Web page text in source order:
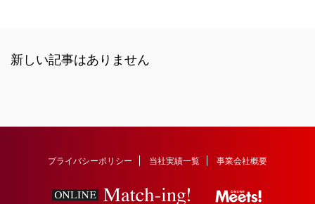
新しい記事はありません
プライバシーポリシー 当社実績一覧 事業会社概要